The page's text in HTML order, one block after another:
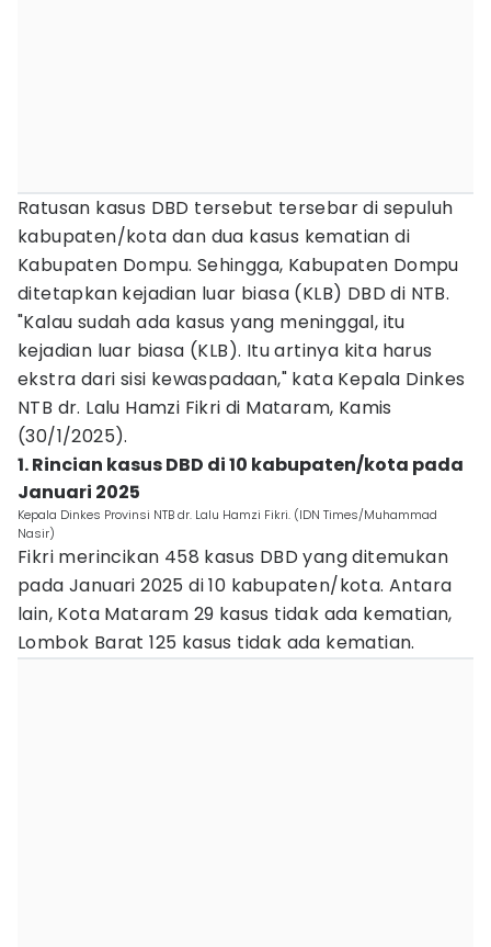
Ratusan kasus DBD tersebut tersebar di sepuluh
kabupaten/kota dan dua kasus kematian di
Kabupaten Dompu. Sehingga, Kabupaten Dompu
ditetapkan kejadian luar biasa (KLB) DBD di NTB.
"Kalau sudah ada kasus yang meninggal, itu
kejadian luar biasa (KLB). Itu artinya kita harus
ekstra dari sisi kewaspadaan," kata Kepala Dinkes
NTB dr. Lalu Hamzi Fikri di Mataram, Kamis
(30/1/2025).
1. Rincian kasus DBD di 10 kabupaten/kota pada
Januari 2025
Kepala Dinkes Provinsi NTB dr. Lalu Hamzi Fikri. (IDN Times/Muhammad
Nasir)
Fikri merincikan 458 kasus DBD yang ditemukan
pada Januari 2025 di 10 kabupaten/kota. Antara
lain, Kota Mataram 29 kasus tidak ada kematian,
Lombok Barat 125 kasus tidak ada kematian.